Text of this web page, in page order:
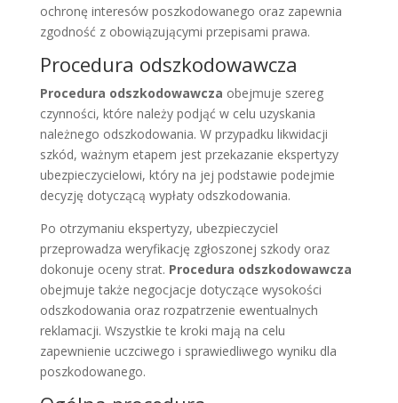
ochronę interesów poszkodowanego oraz zapewnia
zgodność z obowiązującymi przepisami prawa.
Procedura odszkodowawcza
Procedura odszkodowawcza obejmuje szereg
czynności, które należy podjąć w celu uzyskania
należnego odszkodowania. W przypadku likwidacji
szkód, ważnym etapem jest przekazanie ekspertyzy
ubezpieczycielowi, który na jej podstawie podejmie
decyzję dotyczącą wypłaty odszkodowania.
Po otrzymaniu ekspertyzy, ubezpieczyciel
przeprowadza weryfikację zgłoszonej szkody oraz
dokonuje oceny strat. Procedura odszkodowawcza
obejmuje także negocjacje dotyczące wysokości
odszkodowania oraz rozpatrzenie ewentualnych
reklamacji. Wszystkie te kroki mają na celu
zapewnienie uczciwego i sprawiedliwego wyniku dla
poszkodowanego.